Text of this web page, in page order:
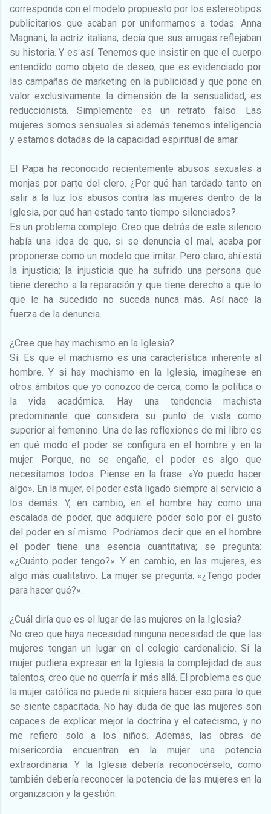
corresponda con el modelo propuesto por los estereotipos
publicitarios que acaban por uniformarnos a todas. Anna
Magnani, la actriz italiana, decía que sus arrugas reflejaban
su historia. Y es así. Tenemos que insistir en que el cuerpo
entendido como objeto de deseo, que es evidenciado por
las campañas de marketing en la publicidad y que pone en
valor exclusivamente la dimensión de la sensualidad, es
reduccionista. Simplemente es un retrato falso. Las
mujeres somos sensuales si además tenemos inteligencia
y estamos dotadas de la capacidad espiritual de amar.
El Papa ha reconocido recientemente abusos sexuales a
monjas por parte del clero. ¿Por qué han tardado tanto en
salir a la luz los abusos contra las mujeres dentro de la
Iglesia, por qué han estado tanto tiempo silenciados?
Es un problema complejo. Creo que detrás de este silencio
había una idea de que, si se denuncia el mal, acaba por
proponerse como un modelo que imitar. Pero claro, ahí está
la injusticia; la injusticia que ha sufrido una persona que
tiene derecho a la reparación y que tiene derecho a que lo
que le ha sucedido no suceda nunca más. Así nace la
fuerza de la denuncia.
¿Cree que hay machismo en la Iglesia?
Sí. Es que el machismo es una característica inherente al
hombre. Y si hay machismo en la Iglesia, imagínese en
otros ámbitos que yo conozco de cerca, como la política o
la vida académica. Hay una tendencia machista
predominante que considera su punto de vista como
superior al femenino. Una de las reflexiones de mi libro es
en qué modo el poder se configura en el hombre y en la
mujer. Porque, no se engañe, el poder es algo que
necesitamos todos. Piense en la frase: «Yo puedo hacer
algo». En la mujer, el poder está ligado siempre al servicio a
los demás. Y, en cambio, en el hombre hay como una
escalada de poder, que adquiere poder solo por el gusto
del poder en sí mismo. Podríamos decir que en el hombre
el poder tiene una esencia cuantitativa; se pregunta:
«¿Cuánto poder tengo?». Y en cambio, en las mujeres, es
algo más cualitativo. La mujer se pregunta: «¿Tengo poder
para hacer qué?».
¿Cuál diría que es el lugar de las mujeres en la Iglesia?
No creo que haya necesidad ninguna necesidad de que las
mujeres tengan un lugar en el colegio cardenalicio. Si la
mujer pudiera expresar en la Iglesia la complejidad de sus
talentos, creo que no querría ir más allá. El problema es que
la mujer católica no puede ni siquiera hacer eso para lo que
se siente capacitada. No hay duda de que las mujeres son
capaces de explicar mejor la doctrina y el catecismo, y no
me refiero solo a los niños. Además, las obras de
misericordia encuentran en la mujer una potencia
extraordinaria. Y la Iglesia debería reconocérselo, como
también debería reconocer la potencia de las mujeres en la
organización y la gestión.